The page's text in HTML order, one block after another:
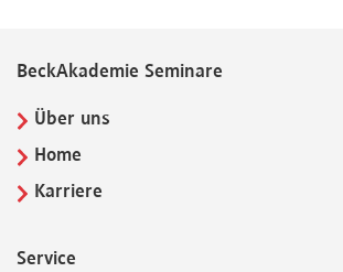
BeckAkademie Seminare
Über uns
Home
Karriere
Service